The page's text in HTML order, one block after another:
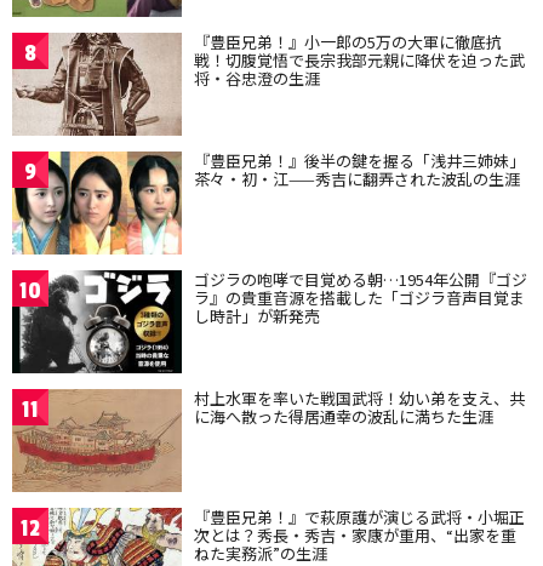
8 『豊臣兄弟！』小一郎の5万の大軍に徹底抗
戦！切腹覚悟で長宗我部元親に降伏を迫った武
将・谷忠澄の生涯
9 『豊臣兄弟！』後半の鍵を握る「浅井三姉妹」
茶々・初・江——秀吉に翻弄された波乱の生涯
10 ゴジラの咆哮で目覚める朝…1954年公開『ゴジ
ラ』の貴重音源を搭載した「ゴジラ音声目覚ま
し時計」が新発売
11 村上水軍を率いた戦国武将！幼い弟を支え、共
に海へ散った得居通幸の波乱に満ちた生涯
12 『豊臣兄弟！』で萩原護が演じる武将・小堀正
次とは？秀長・秀吉・家康が重用、“出家を重
ねた実務派”の生涯